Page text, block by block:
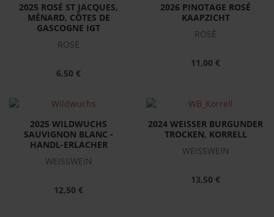
2025 ROSÉ ST JACQUES,
MÉNARD, CÔTES DE
GASCOGNE IGT
ROSÉ
6,50 €
2026 PINOTAGE ROSÉ
KAAPZICHT
ROSÉ
11,00 €
2025 WILDWUCHS
SAUVIGNON BLANC -
HANDL-ERLACHER
WEISSWEIN
12,50 €
2024 WEISSER BURGUNDER
TROCKEN, KORRELL
WEISSWEIN
13,50 €